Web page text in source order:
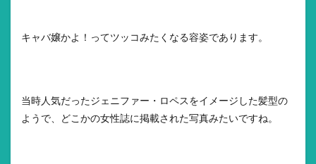
キャバ嬢かよ！ってツッコみたくなる容姿であります。
当時人気だったジェニファー・ロペスをイメージした髪型の
ようで、どこかの女性誌に掲載された写真みたいですね。